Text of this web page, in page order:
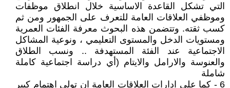
التي تشكل القاعدة الاساسية خلال انطلاق موظفات
وموظفي العلاقات العامة للتعرف على الجمهور ومن ثم
كسب ثقته. وتتضمن هذه البحوث معرفة الفئات العمرية
ومستويات الدخل والمستوى التعليمي ، ونوعية المشاكل
الاجتماعية عند الفئة المستهدفة .. ونسب الطلاق
والعنوسة والارامل والايتام (أي دراسة اجتماعية كاملة
شاملة
6 - كما على ادارات العلاقات العامة ان تولي اهتمام كبير